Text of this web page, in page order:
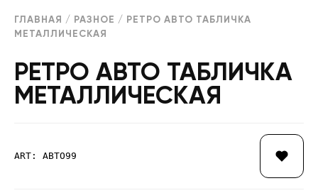
ГЛАВНАЯ / РАЗНОЕ / РЕТРО АВТО ТАБЛИЧКА
МЕТАЛЛИЧЕСКАЯ
РЕТРО АВТО ТАБЛИЧКА
МЕТАЛЛИЧЕСКАЯ
ART: АВТО99